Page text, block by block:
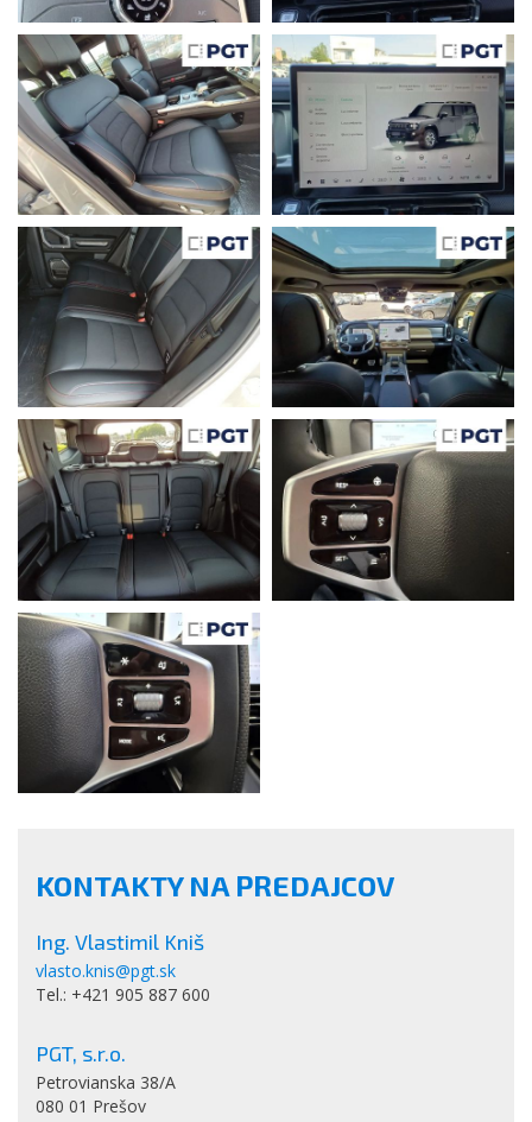
KONTAKTY NA PREDAJCOV
Ing. Vlastimil Kniš
vlasto.knis@pgt.sk
Tel.: +421 905 887 600
PGT, s.r.o.
Petrovianska 38/A
080 01 Prešov